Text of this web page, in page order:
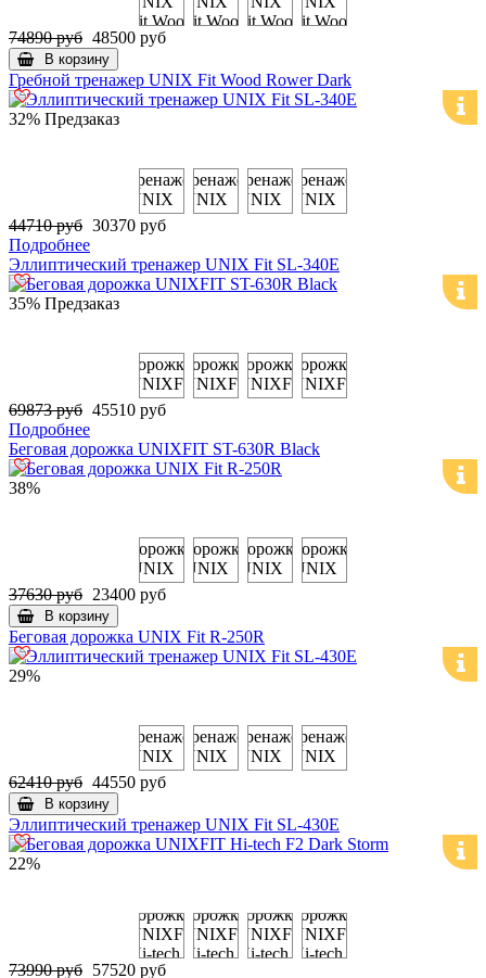
74890 руб 48500 руб
В корзину
Гребной тренажер UNIX Fit Wood Rower Dark
32% Предзаказ
44710 руб 30370 руб
Подробнее
Эллиптический тренажер UNIX Fit SL-340E
35% Предзаказ
69873 руб 45510 руб
Подробнее
Беговая дорожка UNIXFIT ST-630R Black
38%
37630 руб 23400 руб
В корзину
Беговая дорожка UNIX Fit R-250R
29%
62410 руб 44550 руб
В корзину
Эллиптический тренажер UNIX Fit SL-430E
22%
73990 руб 57520 руб